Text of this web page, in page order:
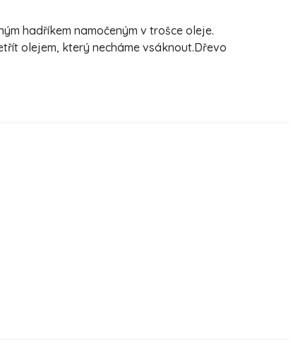
hadříkem namočeným v trošce oleje.
olejem, který necháme vsáknout.Dřevo